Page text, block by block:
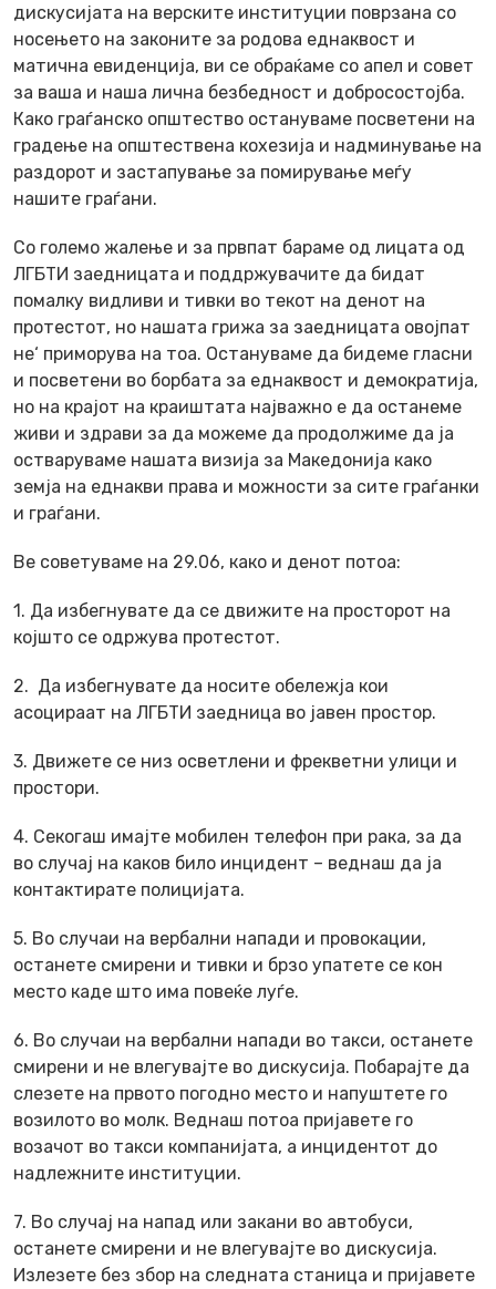
дискусијата на верските институции поврзана со
носењето на законите за родова еднаквост и
матична евиденција, ви се обраќаме со апел и совет
за ваша и наша лична безбедност и добросостојба.
Како граѓанско општество остануваме посветени на
градење на општествена кохезија и надминување на
раздорот и застапување за помирување меѓу
нашите граѓани.
Со големо жалење и за првпат бараме од лицата од
ЛГБТИ заедницата и поддржувачите да бидат
помалку видливи и тивки во текот на денот на
протестот, но нашата грижа за заедницата овојпат
не‘ приморува на тоа. Остануваме да бидеме гласни
и посветени во борбата за еднаквост и демократија,
но на крајот на краиштата најважно е да останеме
живи и здрави за да можеме да продолжиме да ја
остваруваме нашата визија за Македонија како
земја на еднакви права и можности за сите граѓанки
и граѓани.
Ве советуваме на 29.06, како и денот потоа:
1. Да избегнувате да се движите на просторот на
којшто се одржува протестот.
2. Да избегнувате да носите обележја кои
асоцираат на ЛГБТИ заедница во јавен простор.
3. Движете се низ осветлени и фрекветни улици и
простори.
4. Секогаш имајте мобилен телефон при рака, за да
во случај на каков било инцидент – веднаш да ја
контактирате полицијата.
5. Во случаи на вербални напади и провокации,
останете смирени и тивки и брзо упатете се кон
место каде што има повеќе луѓе.
6. Во случаи на вербални напади во такси, останете
смирени и не влегувајте во дискусија. Побарајте да
слезете на првото погодно место и напуштете го
возилото во молк. Веднаш потоа пријавете го
возачот во такси компанијата, а инцидентот до
надлежните институции.
7. Во случај на напад или закани во автобуси,
останете смирени и не влегувајте во дискусија.
Излезете без збор на следната станица и пријавете